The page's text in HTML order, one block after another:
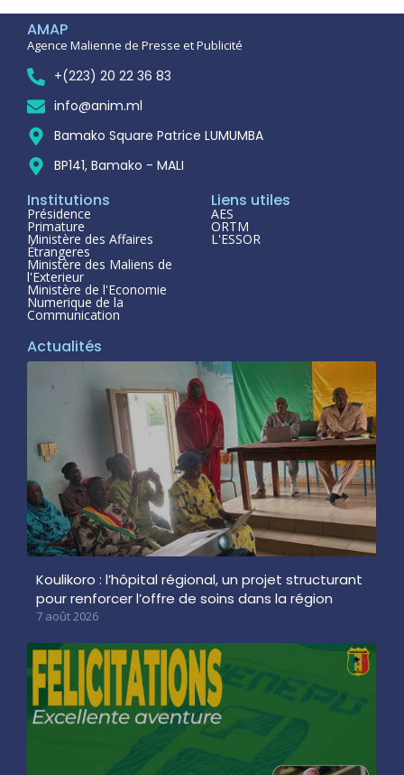
AMAP
Agence Malienne de Presse et Publicité
+(223) 20 22 36 83
info@anim.ml
Bamako Square Patrice LUMUMBA
BP141, Bamako - MALI
Institutions
Présidence
Primature
Ministère des Affaires
Étrangeres
Ministère des Maliens de
l'Exterieur
Ministère de l'Economie
Numerique de la
Communication
Liens utiles
AES
ORTM
L'ESSOR
Actualités
Koulikoro : l’hôpital régional, un projet structurant
pour renforcer l’offre de soins dans la région
7 août 2026